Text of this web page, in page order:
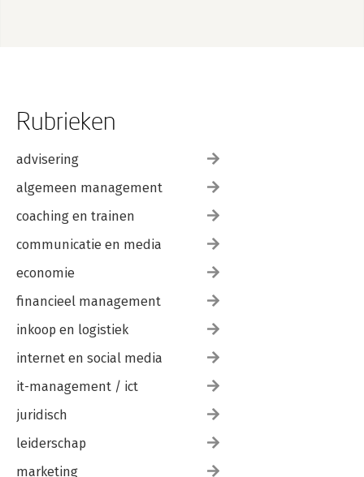
Rubrieken
advisering
algemeen management
coaching en trainen
communicatie en media
economie
financieel management
inkoop en logistiek
internet en social media
it-management / ict
juridisch
leiderschap
marketing